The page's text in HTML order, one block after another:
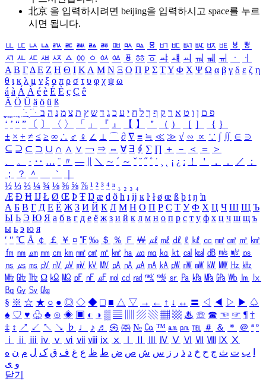
北京 을 입력하시려면 beijing을 입력하시고 space를 누르
시면 됩니다.
ㅥ ㅦ ㅧ ㅨ ㅩ ㅪ ㅫ ㅬ ㅭ ㅮ ㅯ ㅰ ㅱ ㅲ ㅳ ㅴ ㅵ ㅶ ㅷ ㅸ
ㅹ
ㅺ ㅻ ㅼ ㅽ ㅾ ㅿ ㆀ ㆁ ㆂ ㆃ ㆄ ㆅ ㆆ ㆇ ㆈ ㆉ ㆊ ㆋ ㆌ ㆍ
ㆎ
Α Β ΓΔ Ε Ζ Η Θ Ι ΚΛ Μ Ν Ξ Ο Π Ρ Σ ΤΥ Φ Χ Ψ Ω α β γ δ ε ζ η
θ ι κ λ μ ν ξ ο π ρ σ τ υ φ χ ψ ω
á à Á À é è É È ç Ç ê
Ä Ö Ü ä ö ü ß
ִֶֹ ֻּ ׁׂ פ ם ן ו ט א ר ק ף ך ל ח י ע כ ג ד ש ץ ת צ מ נ ה ב
‘ ’ “ ” 〔 〕 〈 〉 「 」 『 』 【 】 ＂ （ ） ［ ］ ｛ ｝
± × ÷ ≠ ≤ ≥ ∞ ∴ ♂ ♀ ∠ ⊥ ⌒ ∂ ∇ ≡ ≒ ≪ ≫ √ ∽ ∝ ∵ ∫ ∬ ∈ ∋
⊆ ⊇ ⊂ ⊃ ∪ ∩ ∧ ∨ ￢ ⇒ ⇔ ∀ ∃ ∮ ∑ ∏ ＋ － ＜ ＝
＞
、
。 · ‥ … ¨ 〃 ― ＼ ∼ ´ ～ ˇ ˘ ˝ ˚ ˙ ¸ ¡ ¿ ː ！ ＇ ， ． ／
：
；
？ ＾ ｀
½ ⅓ ⅔ ¼ ¾ ⅛ ⅜ ⅝ ⅞ ¹ ² ³ ⁴ ⁿ ₁ ₂ ₃ ₄
Æ Ð Ħ Ĳ Ł Ø Œ Þ Ŧ Ŋ æ đ ð ħ ı ĳ ĸ ŀ ł ø œ ß þ ŧ ŋ ŉ
А Б В Г Д Е Ё Ж З И Й К Л М Н О П Р С Т У Ф Х Ц Ч Ш Щ Ъ
Ы Ь Э Ю Я а б в г д е ё ж з и й к л м н о п р с т у ф х ц ч ш щ ъ
ы ь э ю я
′ ″ ℃ Å ￠ ￡ ￥ ¤ ℉ ‰ ＄ ％ Ｆ ￦ ㎕ ㎖ ㎗ ℓ ㎘ ㏄ ㎣ ㎤ ㎥ ㎦
㎙ ㎚ ㎛ ㎜ ㎝ ㎞ ㎟ ㎠ ㎡ ㎢ ㏊ ㎍ ㎎ ㎏ ㏏ ㎈ ㎉ ㏈ ㎧ ㎨ ㎰
㎱ ㎲ ㎳ ㎴ ㎵ ㎶ ㎷ ㎸ ㎹ ㎀ ㎁ ㎂ ㎃ ㎄ ㎺ ㎻ ㎽ ㎾ ㎿ ㎐ ㎑
㎒ ㎓ ㎔ Ω ㏀ ㏁ ㎊ ㎋ ㎌ ㏖ ㏅ ㎭ ㎮ ㎯ ㏛ ㎩ ㎪ ㎫ ㎬ ㏝ ㏐
㏓
㏃ ㏉ ㏜ ㏆
§ ※ ☆ ★ ○ ● ◎ ◇ ◆ □ ■ △ ▽ → ← ↑ ↓ ↔ 〓 ◁ ◀ ▷ ▶ ♤
♠ ♡ ♥ ♧ ♣ ⊙ ◈ ▣ ◐ ◑ ▒ ▤ ▨ ▧ ▦ ▩ ♨ ☏ ☎ ☜ ☞ ¶ †
‡ ↕ ↗ ↙ ↖ ↘ ♭ ♩ ♪ ♬ ㉿ ㈜ № ㏇ ™ ㏂ ㏘ ℡ ＃ ＆ ＊ ＠ ª º
ⅰ
ⅱ ⅲ ⅳ ⅴ ⅵ ⅶ ⅷ ⅸ ⅹ Ⅳ Ⅴ Ⅵ Ⅶ Ⅷ Ⅸ Ⅹ
ب ت ث ج ح خ د ذ ر ز س ش ص ض ط ظ ع غ ف ق ک ل م ن ه
و ی
닫기